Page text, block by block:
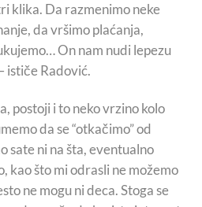
klika. Da razmenimo neke
da vršimo plaćanja,
On nam nudi lepezu
ističe Radović.
postoji i to neko vrzino kolo
da se “otkačimo” od
sate ni na šta, eventualno
kao što mi odrasli ne možemo
ne mogu ni deca. Stoga se